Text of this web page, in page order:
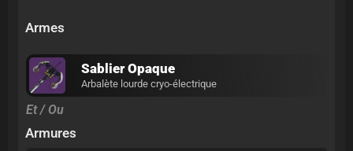
Armes
Sablier Opaque
Arbalète lourde cryo-électrique
Et / Ou
Armures